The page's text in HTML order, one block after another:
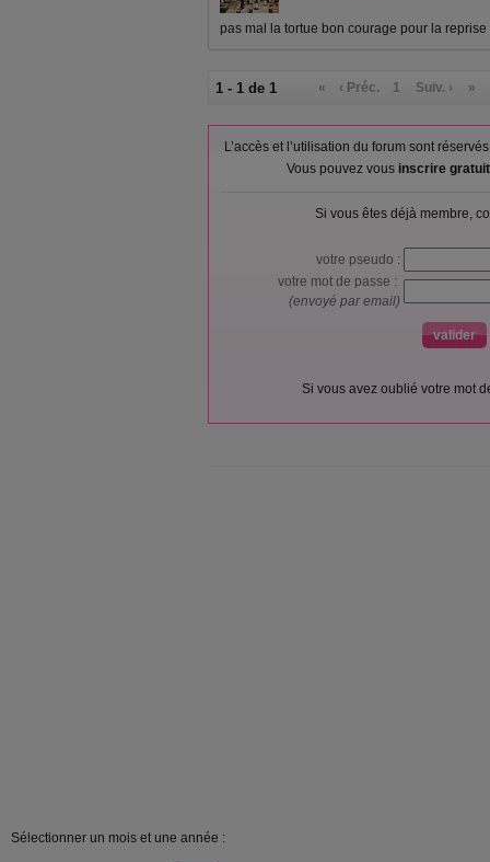
pas mal la tortue bon courage pour la
1 - 1 de 1 « ‹ Préc. 1 Suiv. › »
L’accès et l’utilisation du forum sont
Vous pouvez vous inscrire
Si vous êtes déjà membre,
votre pseudo :
votre mot de passe :
(envoyé par email)
Si vous avez oublié votre mot
Sélectionner un mois et une année :